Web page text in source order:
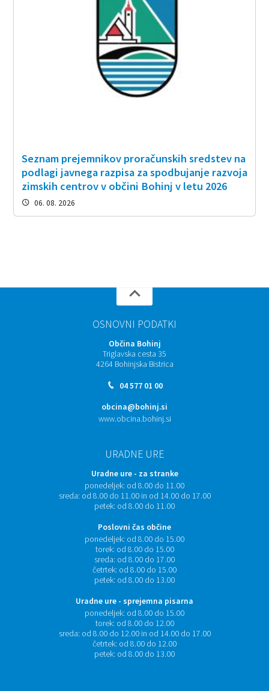
Seznam prejemnikov proračunskih sredstev na
podlagi javnega razpisa za spodbujanje razvoja
zimskih centrov v občini Bohinj v letu 2026
06. 08. 2026
OSNOVNI PODATKI
Občina Bohinj
Triglavska cesta 35
4264 Bohinjska Bistrica
04 577 01 00
obcina@bohinj.si
www.obcina.bohinj.si
URADNE URE
Uradne ure - za stranke
ponedeljek: od 8.00 do 11.00
sreda: od 8.00 do 11.00 in od 14.00 do 17.00
petek: od 8.00 do 11.00
Poslovni čas občine
ponedeljek: od 8.00 do 15.00
torek: od 8.00 do 15.00
sreda: od 8.00 do 17.00
četrtek: od 8.00 do 15.00
petek: od 8.00 do 13.00
Uradne ure - sprejemna pisarna
ponedeljek: od 8.00 do 15.00
torek: od 8.00 do 12.00
sreda: od 8.00 do 12.00 in od 14.00 do 17.00
četrtek: od 8.00 do 12.00
petek: od 8.00 do 13.00